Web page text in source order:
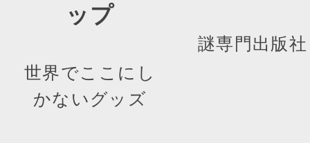
ップ
世界でここにし
かないグッズ
謎専門出版社